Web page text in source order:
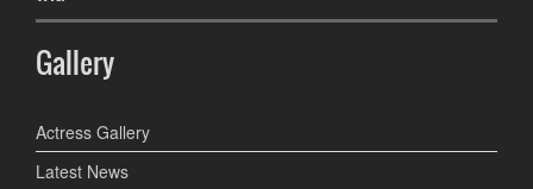
Gallery
Actress Gallery
Latest News